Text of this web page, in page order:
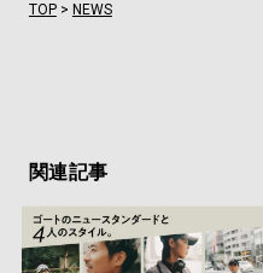
TOP> NEWS
関連記事